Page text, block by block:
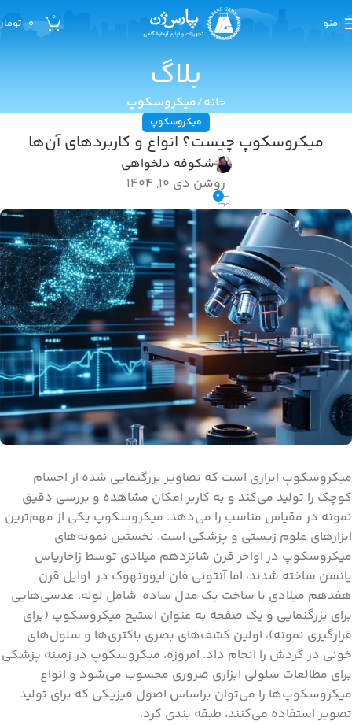
منو 0
0
بلاگ
خانه میکروسکوپ
میکروسکوپ
میکروسکوپ چیست؟ انواع و کاربردهای آن‌ها
شکوفه دلخواهی
روشن دی 10, 1404
0
میکروسکوپ ابزاری است که تصاویر بزرگنمایی شده از اجسام
کوچک را تولید می‌کند و به کاربر امکان مشاهده و بررسی دقیق
نمونه در مقیاس مناسب را می‌دهد. میکروسکوپ یکی از مهم‌ترین
ابزارهای علوم زیستی و پزشکی است. نخستین نمونه‌های
میکروسکوپ در اواخر قرن شانزدهم میلادی توسط زاخاریاس
یانسن ساخته شدند، اما آنتونی فان لیوونهوک در اوایل قرن
هفدهم میلادی با ساخت یک مدل ساده شامل لوله، عدسی‌‌هایی
برای بزرگنمایی و یک صفحه به عنوان استیج میکروسکوپ (برای
قرارگیری نمونه)، اولین کشف‌‌های بصری باکتری‌‌ها و سلول‌‌های
خونی در گردش را انجام داد. امروزه، میکروسکوپ در زمینه پزشکی
برای مطالعات سلولی ابزاری ضروری محسوب می‌شود و انواع
میکروسکوپ‌‌ها را می‌توان براساس اصول فیزیکی که برای تولید
تصویر استفاده می‌کنند، طبقه بندی کرد.